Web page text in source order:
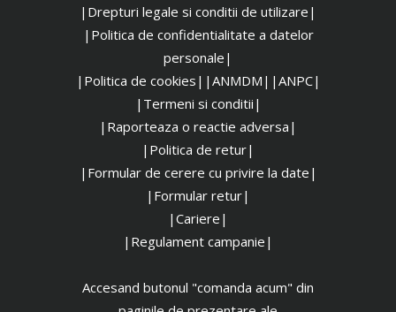
|Drepturi legale si conditii de utilizare|
| Politica de confidentialitate a datelor
personale|
|Politica de cookies| |ANMDM| |ANPC|
|Termeni si conditii|
|Raporteaza o reactie adversa|
|Politica de retur|
|Formular de cerere cu privire la date|
|Formular retur|
|Cariere|
|Regulament campanie|
Accesand butonul "comanda acum" din